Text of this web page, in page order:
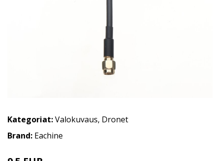
Kategoriat:Valokuvaus, Dronet
Brand: Eachine